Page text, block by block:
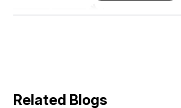
Related Blogs